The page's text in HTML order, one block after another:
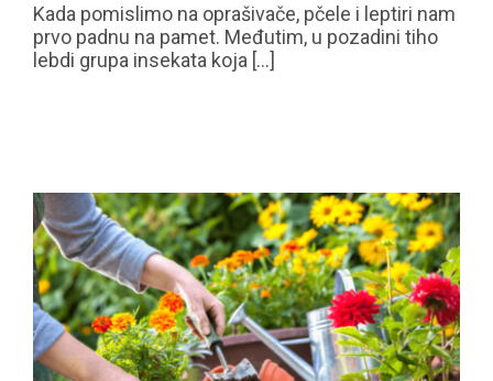
Kada pomislimo na oprašivače, pčele i leptiri nam
prvo padnu na pamet. Međutim, u pozadini tiho
lebdi grupa insekata koja [...]